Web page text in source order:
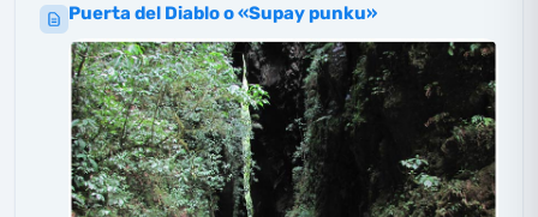
Puerta del Diablo o «Supay punku»